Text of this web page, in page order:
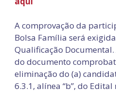
A comprovação da
Bolsa Família será
Qualificação
do documento
eliminação do (a)
6.3.1, alínea “b”, do Edital